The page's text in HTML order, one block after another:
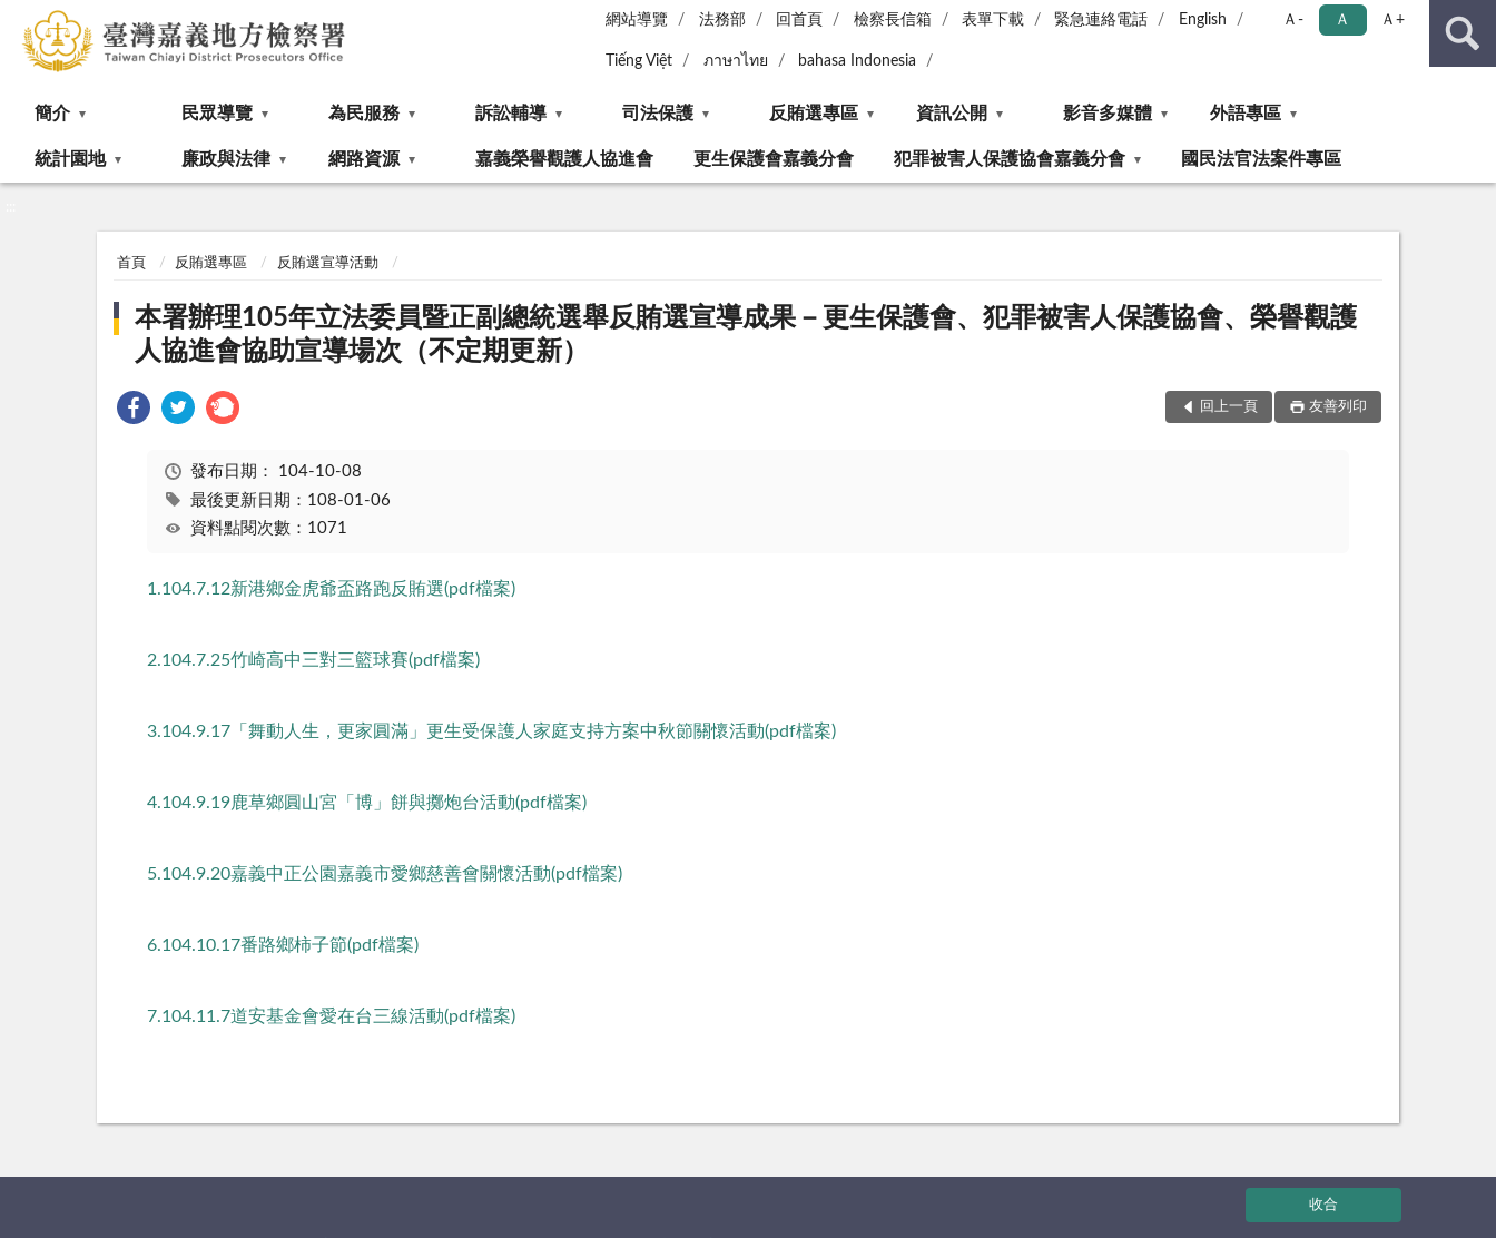
網站導覽 法務部 回首頁 檢察長信箱 表單下載 緊急連絡電話 English
Tiếng Việt ภาษาไทย bahasa Indonesia
Ａ- Ａ Ａ+
簡介 民眾導覽 為民服務 訴訟輔導 司法保護 反賄選專區 資訊公開 影音多媒體 外語專區
統計園地 廉政與法律 網路資源 嘉義榮譽觀護人協進會 更生保護會嘉義分會 犯罪被害人保護協會嘉義分會 國民法官法案件專區
首頁 反賄選專區 反賄選宣導活動
本署辦理105年立法委員暨正副總統選舉反賄選宣導成果－更生保護會、犯罪被害人保護協會、榮譽觀護
人協進會協助宣導場次（不定期更新）
回上一頁 友善列印
發布日期： 104-10-08
最後更新日期：108-01-06
資料點閱次數：1071
1.104.7.12新港鄉金虎爺盃路跑反賄選(pdf檔案)
2.104.7.25竹崎高中三對三籃球賽(pdf檔案)
3.104.9.17「舞動人生，更家圓滿」更生受保護人家庭支持方案中秋節關懷活動(pdf檔案)
4.104.9.19鹿草鄉圓山宮「博」餅與擲炮台活動(pdf檔案)
5.104.9.20嘉義中正公園嘉義市愛鄉慈善會關懷活動(pdf檔案)
6.104.10.17番路鄉柿子節(pdf檔案)
7.104.11.7道安基金會愛在台三線活動(pdf檔案)
收合